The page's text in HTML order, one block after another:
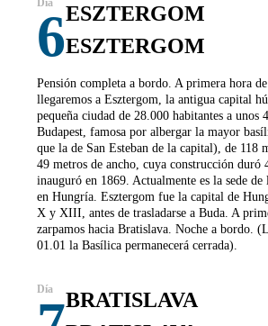
6ESZTERGOM
ESZTERGOM
Pensión completa a bordo. A primera hora
llegaremos a Esztergom, la antigua capital
pequeña ciudad de 28.000 habitantes a unos
Budapest, famosa por albergar la mayor
que la de San Esteban de la capital), de 118
49 metros de ancho, cuya construcción duró
inauguró en 1869. Actualmente es la sede
en Hungría. Esztergom fue la capital de
X y XIII, antes de trasladarse a Buda. A
zarpamos hacia Bratislava. Noche a bordo.
01.01 la Basílica permanecerá cerrada).
BRATISLAVA